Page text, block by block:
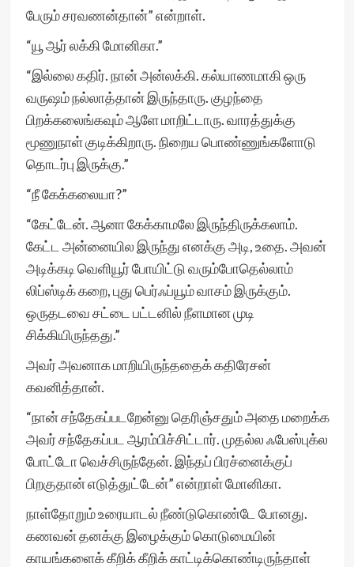
பேரும் சரவணன்தான்” என்றாள்.
“யூ ஆர் லக்கி மோனிகா.”
“இல்லை கதிர். நான் அன்லக்கி. கல்யாணமாகி ஒரு
வருஷம் நல்லாத்தான் இருந்தாரு. குழந்தை
பிறக்கலைங்கவும் ஆளே மாறிட்டாரு. வாரத்துக்கு
மூணுநாள் குடிக்கிறாரு. நிறைய பொண்ணுங்களோடு
தொடர்பு இருக்கு.”
“நீ கேக்கலையா?”
“கேட்டேன். ஆனா கேக்காமலே இருந்திருக்கலாம்.
கேட்ட அன்னையில இருந்து எனக்கு அடி, உதை. அவன்
அடிக்கடி வெளியூர் போயிட்டு வரும்போதெல்லாம்
லிப்ஸ்டிக் கறை, புது பெர்ஃப்யூம் வாசம் இருக்கும்.
ஒருதடவை சட்டை பட்டனில் நீளமான முடி
சிக்கியிருந்தது.”
அவர் அவனாக மாறியிருந்ததைக் கதிரேசன்
கவனித்தான்.
“நான் சந்தேகப்படறேன்னு தெரிஞ்சதும் அதை மறைக்க
அவர் சந்தேகப்பட ஆரம்பிச்சிட்டார். முதல்ல ஃபேஸ்புக்ல
போட்டோ வெச்சிருந்தேன். இந்தப் பிரச்னைக்குப்
பிறகுதான் எடுத்துட்டேன்” என்றாள் மோனிகா.
நாள்தோறும் உரையாடல் நீண்டுகொண்டே போனது.
கணவன் தனக்கு இழைக்கும் கொடுமையின்
காயங்களைக் கீறிக் கீறிக் காட்டிக்கொண்டிருந்தாள்